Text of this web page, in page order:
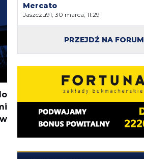
Mercato
Jaszczu91, 30 marca, 11:29
PRZEJDŹ NA FORUM